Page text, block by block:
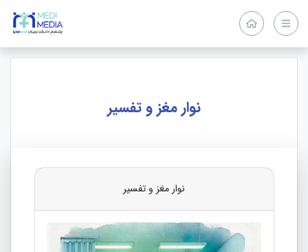
نوار مغز و تفسیر
نوار مغز و تفسیر